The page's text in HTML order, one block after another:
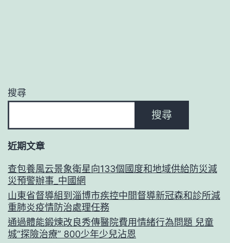
搜尋
搜尋
近期文章
查包養風云景象衛星向133個國度和地域供給防災減
災預警辦事_中國網
山東省督導組到淄博市疾控中間督導新冠森和診所減
重肺炎疫情防治處理任務
通過體能鍛煉改良秀傳醫院費用情緒行為問題 兒童
城“探險治療” 800少年少兒沾恩